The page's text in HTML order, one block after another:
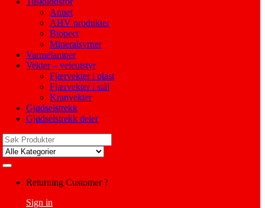
Annet
AHV produkter
Biopect
Mineralsyrner
Varmelamper
Vekter – veieutstyr
Fjærvekter i plast
Fjærvekter i stål
Kranvekter
Gjødselstrekk
Gjødselstrekk deler
Search
for:
Returning Customer ?
Sign in